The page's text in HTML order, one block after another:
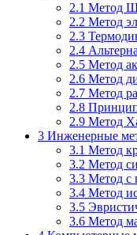
2.1 Метод
2.2 Метод
2.3
2.4
2.5 Метод
2.6 Метод
2.7 Метод
2.8
2.9 Метод
3 Инженерные
3.1 Метод
3.2 Метод
3.3 Метод с
3.4 Метод
3.5
3.6 Метод